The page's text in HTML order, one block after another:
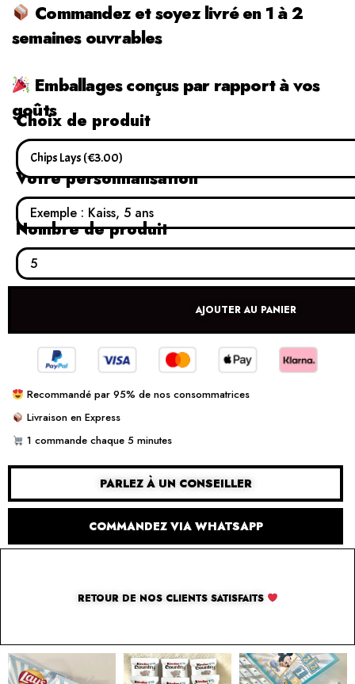
Commandez et soyez livré en 1 à 2
semaines ouvrables
Emballages conçus par rapport à vos
goûts
Choix de produit
Votre personnalisation
Nombre de produit
AJOUTER AU PANIER
Recommandé par 95% de nos consommatrices
Livraison en Express
1 commande chaque 5 minutes
PARLEZ À UN CONSEILLER
COMMANDEZ VIA WHATSAPP
RETOUR DE NOS CLIENTS SATISFAITS